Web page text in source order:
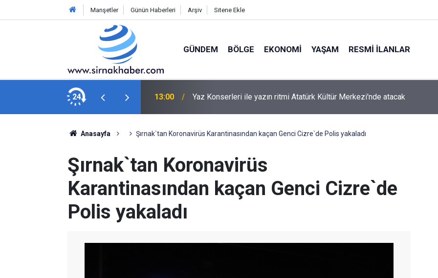
Manşetler Günün Haberleri Arşiv Sitene Ekle
GÜNDEM BÖLGE EKONOMI YAŞAM RESMI İLANLAR
24
Yerel Basına İşbaşı Eğitim Protokolü
13:00 Yaz Konserleri ile yazın ritmi Atatürk Kültür Merkezi'nde atacak
Anasayfa Şırnak`tan Koronavirüs Karantinasından kaçan Genci Cizre`de Polis yakaladı
Şırnak`tan Koronavirüs
Karantinasından kaçan Genci Cizre`de
Polis yakaladı